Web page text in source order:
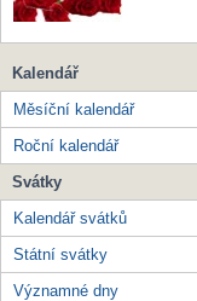
Kalendář
Měsíční kalendář
Roční kalendář
Svátky
Kalendář svátků
Státní svátky
Významné dny